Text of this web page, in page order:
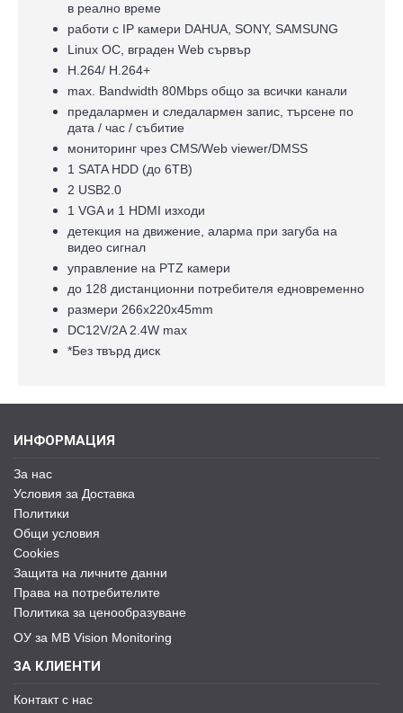
в реално време
работи с IP камери DAHUA, SONY, SAMSUNG
Linux ОС, вграден Web сървър
H.264/ H.264+
max. Bandwidth 80Mbps общо за всички канали
предалармен и следалармен запис, търсене по
дата / час / събитие
мониторинг чрез CMS/Web viewer/DMSS
1 SATA HDD (до 6TB)
2 USB2.0
1 VGA и 1 HDMI изходи
детекция на движение, аларма при загуба на
видео сигнал
управление на PTZ камери
до 128 дистанционни потребителя едновременно
размери 266x220х45mm
DC12V/2A 2.4W max
*Без твърд диск
ИНФОРМАЦИЯ
За нас
Условия за Доставка
Политики
Общи условия
Cookies
Защита на личните данни
Права на потребителите
Политика за ценообразуване
ОУ за MB Vision Monitoring
ЗА КЛИЕНТИ
Контакт с нас